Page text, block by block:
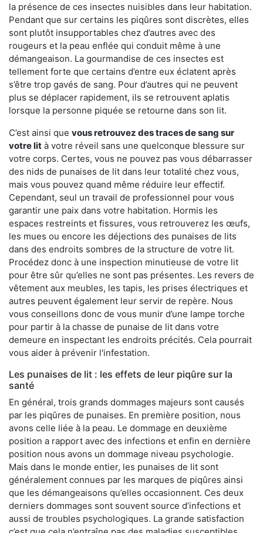
la présence de ces insectes nuisibles dans leur habitation.
Pendant que sur certains les piqûres sont discrètes, elles
sont plutôt insupportables chez d’autres avec des
rougeurs et la peau enflée qui conduit même à une
démangeaison. La gourmandise de ces insectes est
tellement forte que certains d’entre eux éclatent après
s’être trop gavés de sang. Pour d’autres qui ne peuvent
plus se déplacer rapidement, ils se retrouvent aplatis
lorsque la personne piquée se retourne dans son lit.
C’est ainsi que vous retrouvez des traces de sang sur
votre lit à votre réveil sans une quelconque blessure sur
votre corps. Certes, vous ne pouvez pas vous débarrasser
des nids de punaises de lit dans leur totalité chez vous,
mais vous pouvez quand même réduire leur effectif.
Cependant, seul un travail de professionnel pour vous
garantir une paix dans votre habitation. Hormis les
espaces restreints et fissures, vous retrouverez les œufs,
les mues ou encore les déjections des punaises de lits
dans des endroits sombres de la structure de votre lit.
Procédez donc à une inspection minutieuse de votre lit
pour être sûr qu’elles ne sont pas présentes. Les revers de
vêtement aux meubles, les tapis, les prises électriques et
autres peuvent également leur servir de repère. Nous
vous conseillons donc de vous munir d’une lampe torche
pour partir à la chasse de punaise de lit dans votre
demeure en inspectant les endroits précités. Cela pourrait
vous aider à prévenir l'infestation.
Les punaises de lit : les effets de leur piqûre sur la
santé
En général, trois grands dommages majeurs sont causés
par les piqûres de punaises. En première position, nous
avons celle liée à la peau. Le dommage en deuxième
position a rapport avec des infections et enfin en dernière
position nous avons un dommage niveau psychologie.
Mais dans le monde entier, les punaises de lit sont
généralement connues par les marques de piqûres ainsi
que les démangeaisons qu’elles occasionnent. Ces deux
derniers dommages sont souvent source d’infections et
aussi de troubles psychologiques. La grande satisfaction